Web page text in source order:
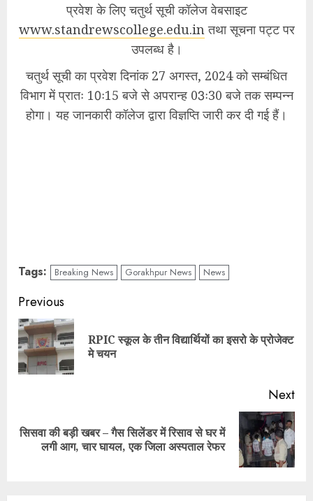
प्रवेश के लिए चतुर्थ सूची कॉलेज वेबसाइट
www.standrewscollege.edu.inतथा सूचना पट्ट पर
उपलब्ध है।
चतुर्थ सूची का प्रवेश दिनांक 27 अगस्त, 2024 को सम्बंधित
विभाग में प्रातः 10ः15 बजे से अपरान्ह 03ः30 बजे तक सम्पन्न
होगा। यह जानकारी कॉलेज द्वारा विज्ञप्ति जारी कर दी गई हैं।
Tags: Breaking News Gorakhpur News News
Continue
Reading
Previous
RPIC स्कूल के तीन विद्यार्थियों का इसरो के प्रोजेक्ट
मे चयन
Next
Next
post:
सिसवा की बड़ी खबर – गैस सिलेंडर में रिसाव से घर में
लगी आग, चार घायल, एक जिला अस्पताल रेफर